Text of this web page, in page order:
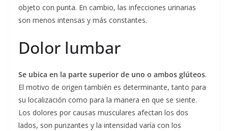
objeto con punta. En cambio, las infecciones urinarias
son menos intensas y más constantes.
Dolor lumbar
Se ubica en la parte superior de uno o ambos glúteos.
El motivo de origen también es determinante, tanto para
su localización como para la manera en que se siente.
Los dolores por causas musculares afectan los dos
lados, son punzantes y la intensidad varía con los